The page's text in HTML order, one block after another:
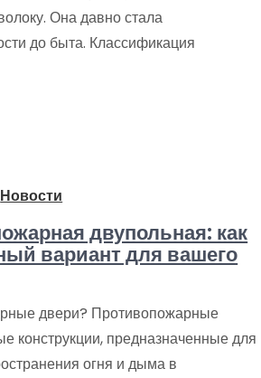
Она давно стала
до быта. Классификация
Новости
двупольная: как
вариант для вашего
двери? Противопожарные
конструкции, предназначенные для
огня и дыма в